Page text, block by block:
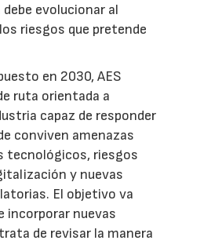
evolucionar al
riesgos que pretende
en 2030, AES
ruta orientada a
capaz de responder
conviven amenazas
tecnológicos, riesgos
y nuevas
El objetivo va
incorporar nuevas
de revisar la manera